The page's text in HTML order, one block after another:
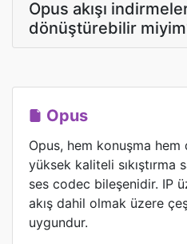
Opus akışı
dönüştürebilir
Opus
Opus, hem konuşma
yüksek kaliteli sıkıştırma
ses codec bileşenidir. IP
akış dahil olmak üzere
uygundur.